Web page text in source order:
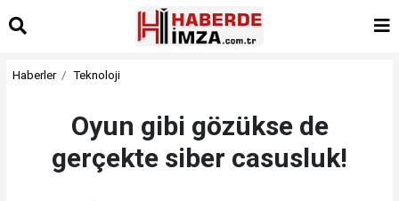
Haberler Teknoloji
Oyun gibi gözükse de
gerçekte siber casusluk!